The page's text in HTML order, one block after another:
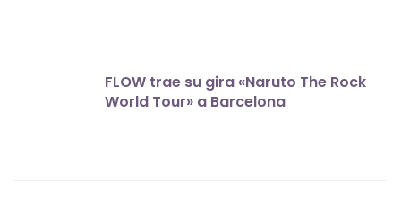
FLOW trae su gira «Naruto The Rock
World Tour» a Barcelona